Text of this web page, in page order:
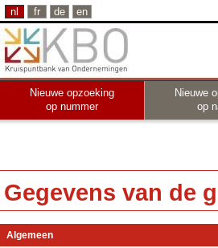
nl fr de en
Nieuwe opzoeking
op nummer
Nieuwe
op
Gegevens van de
Algemeen